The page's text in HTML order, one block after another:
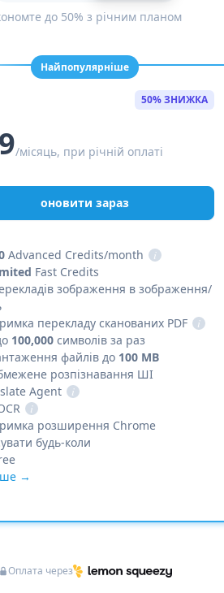
до 50% з річним планом
Найпопулярніше
50% ЗНИЖКА
/місяць, при річній оплаті
оновити зараз
Advanced Credits/month
i
Fast Credits
зображення в зображення/
перекладу сканованих PDF
i
100,000 символів за раз
файлів до 100 MB
розпізнавання ШІ
Agent
i
i
розширення Chrome
будь-коли
→
Оплата через